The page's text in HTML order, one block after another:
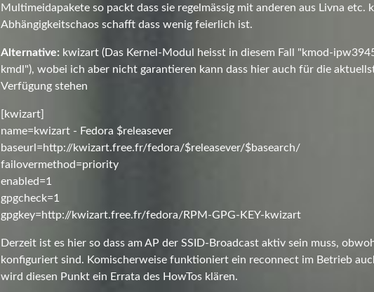
Multimeidapakete so packt dass sie regelmässig mit anderen aus Livna etc.
Abhängigkeitschaos schafft dass wenig feierlich ist.
Alternative: kwizart (Das Kernel-Modul heisst in diesem Fall "kmod-
kmdl"), wobei ich aber nicht garantieren kann dass hier auch für die
Verfügung stehen
[kwizart]
name=kwizart - Fedora $releasever
baseurl=http://kwizart.free.fr/fedora/$releasever/$basearch/
failovermethod=priority
enabled=1
gpgcheck=1
gpgkey=http://kwizart.free.fr/fedora/RPM-GPG-KEY-kwizart
Derzeit ist es hier so dass am AP der SSID-Broadcast aktiv sein muss,
konfiguriert sind. Komischerweise funktioniert ein reconnect im Betrieb
wird diesen Punkt ein Errata des HowTos klären.